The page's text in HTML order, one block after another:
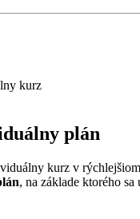
kurz
plán
kurz v
, na základe ktorého